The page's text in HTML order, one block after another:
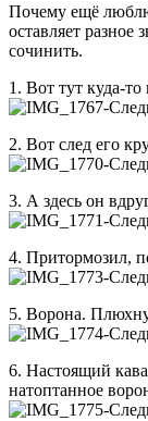
Почему ещё
оставляет
сочинить.
1. Вот тут куда-то
2. Вот след его
3. А здесь он
4. Притормозил,
5. Ворона.
6. Настоящий
натоптанное